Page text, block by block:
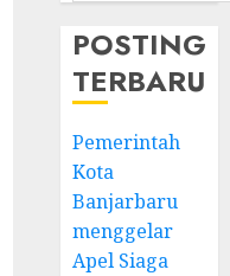
POSTING
TERBARU
Pemerintah
Kota
Banjarbaru
menggelar
Apel Siaga